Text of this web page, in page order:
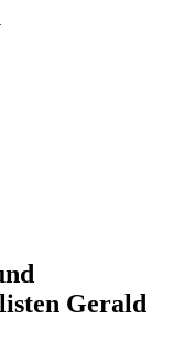
Gerald